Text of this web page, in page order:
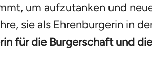
um aufzutanken und
sie als Ehrenburgerin in
für die Burgerschaft und